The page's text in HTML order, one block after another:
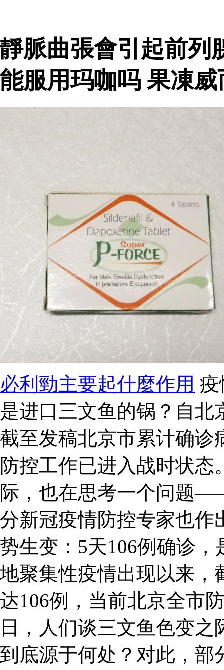
靜脈曲張會引起前列
能服用玛咖吗 果凍威
必利勁主要起什麼作用
是进口三文鱼的锅？自
截至发稿北京市累计确诊
防控工作已进入战时状
际，也在思考一个问题
分新冠疫情防控专家也作
势生变：5天106例确诊
地聚集性疫情出现以来，
达106例，当前北京全市
日，人们谈三文鱼色变
到底源于何处？对此，部